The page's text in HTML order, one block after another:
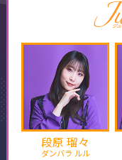
段原 瑠々
ダンバラ ルル